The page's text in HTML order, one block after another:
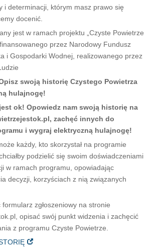
i determinacji, którym masz prawo się
docenić.
jest w ramach projektu „Czyste Powietrze
przez Narodowy Fundusz
i Gospodarki Wodnej, realizowanego przez
swoją historię Czystego Powietrza
hulajnogę!
ok! Opowiedz nam swoją historię na
zachęć innych do
i wygraj elektryczną hulajnogę!
każdy, kto skorzystał na programie
podzielić się swoim doświadczeniami
w ramach programu, opowiadając
decyzji, korzyściach z nią związanych
formularz zgłoszeniowy na stronie
opisać swój punkt widzenia i zachęcić
z programu Czyste Powietrze.